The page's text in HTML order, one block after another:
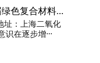
7月15日摘要提交截止丨第十三届绿色复合材料国际研讨会
址：上海二氧化
在逐步增···